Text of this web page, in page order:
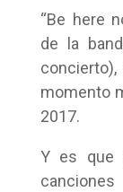
“Be here
de la
momento
2017.
Y es que